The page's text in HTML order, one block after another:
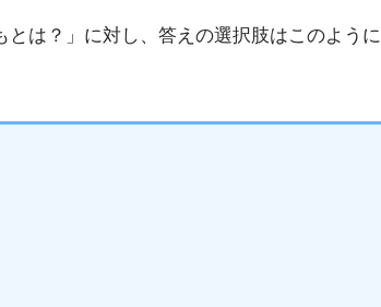
は？」に対し、答えの選択肢はこのように